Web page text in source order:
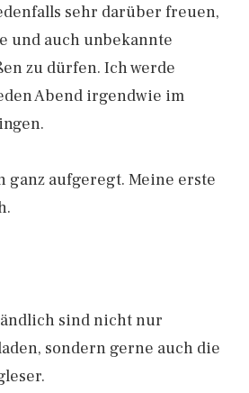
sehr darüber freuen,
und auch unbekannte
zu dürfen. Ich werde
Abend irgendwie im
ganz aufgeregt. Meine erste
sind nicht nur
sondern gerne auch die